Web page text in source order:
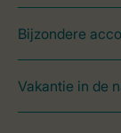
Bijzondere
Vakantie in de